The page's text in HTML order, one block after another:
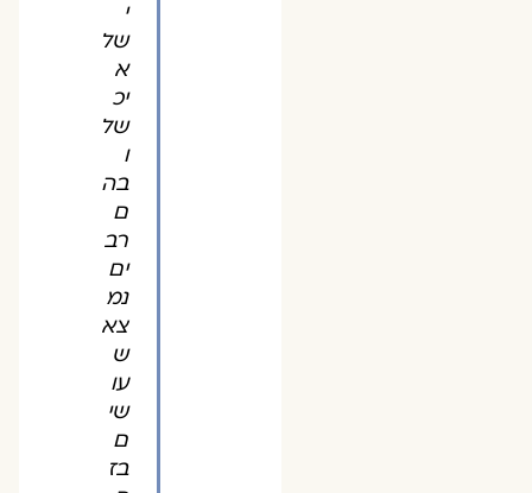
של
א
יכ
של
בה
ם
רב
ים
נמ
צא
ש
עו
שי
ם
בז